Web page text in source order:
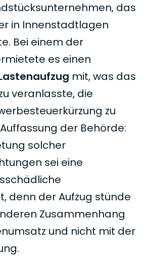
das
in Innenstadtlagen
Bei einem der
es einen
mit, was das
veranlasste, die
zu
der Behörde:
solcher
sei eine
denn der Aufzug stünde
Zusammenhang
und nicht mit der